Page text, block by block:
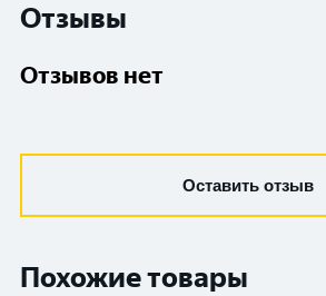
Отзывы
Отзывов нет
Оставить отзыв
Похожие товары